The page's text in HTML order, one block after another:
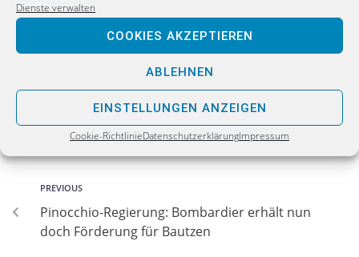
Dienste verwalten
COOKIES AKZEPTIEREN
ABLEHNEN
EINSTELLUNGEN ANZEIGEN
Cookie-RichtlinieDatenschutzerklärungImpressum
Dabei agiert hier die organisierte Kriminalität, über die wir in
Sachsen noch viel zu wenig wissen, wie eine Große Anfrage der
AfD erst kürzlich ergeben hat (Drs. 6/8753).“
PREVIOUS
Pinocchio-Regierung: Bombardier erhält nun
doch Förderung für Bautzen